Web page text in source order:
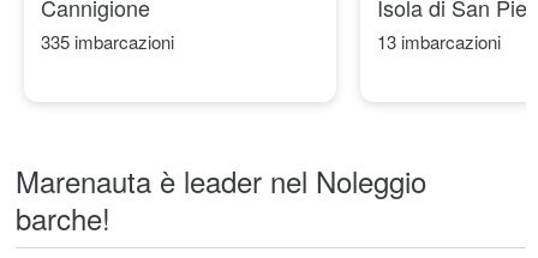
Cannigione
335 imbarcazioni
Isola di San
13 imbarcazioni
Marenauta è leader nel Noleggio
barche!